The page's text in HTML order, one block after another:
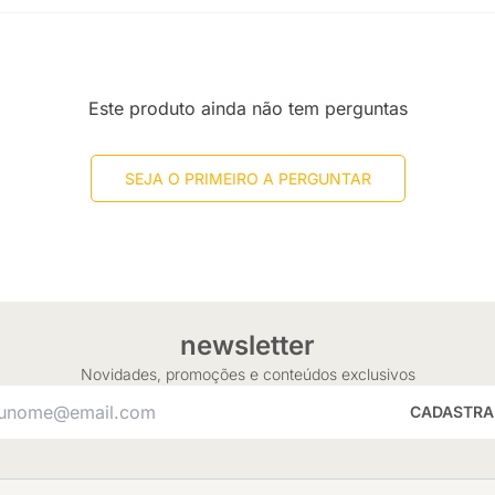
Este produto ainda não tem perguntas
SEJA O PRIMEIRO A PERGUNTAR
newsletter
Novidades, promoções e conteúdos exclusivos